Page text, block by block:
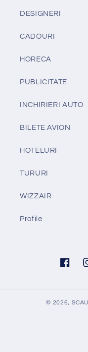
DESIGNERI
CADOURI
HORECA
PUBLICITATE
INCHIRIERI AUTO
BILETE AVION
HOTELURI
TURURI
WIZZAIR
Profile
© 2026,